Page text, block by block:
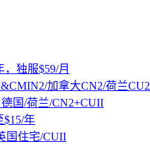
独服$59/月
加拿大CN2/荷兰CU2
国/荷兰/CN2+CUII
年
国住宅/CUII